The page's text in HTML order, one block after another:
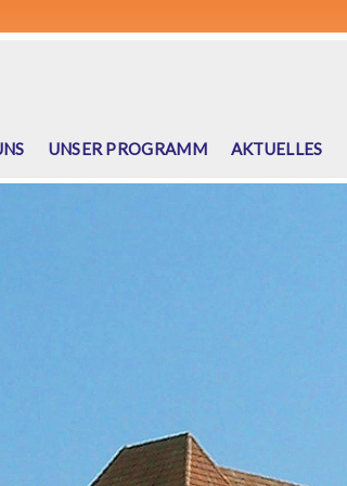
UNSER PROGRAMM AKTUELLES